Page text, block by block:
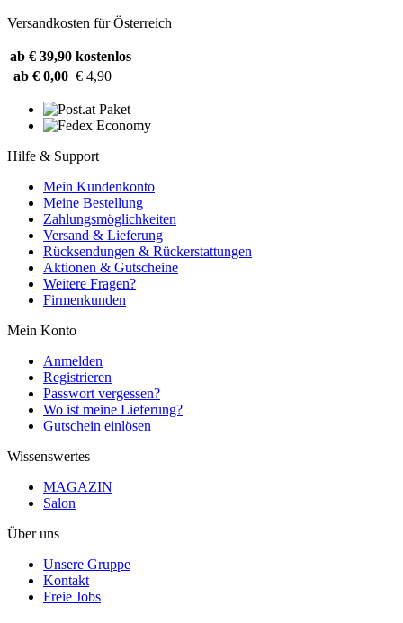
Versandkosten für Österreich
ab € 39,90 kostenlos
ab € 0,00 € 4,90
Hilfe & Support
Mein Kundenkonto
Meine Bestellung
Zahlungsmöglichkeiten
Versand & Lieferung
Rücksendungen & Rückerstattungen
Aktionen & Gutscheine
Weitere Fragen?
Firmenkunden
Mein Konto
Anmelden
Registrieren
Passwort vergessen?
Wo ist meine Lieferung?
Gutschein einlösen
Wissenswertes
MAGAZIN
Salon
Über uns
Unsere Gruppe
Kontakt
Freie Jobs